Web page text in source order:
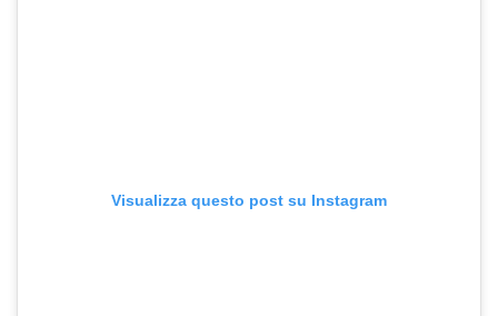
Visualizza questo post su Instagram